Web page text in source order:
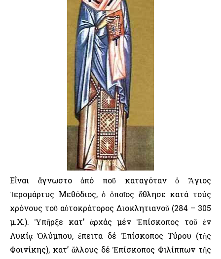
Εἶναι ἄγνωστο ἀπό ποῦ καταγόταν ὁ Ἅγιος
Ἱερομάρτυς Μεθόδιος, ὁ ὁποῖος ἄθλησε κατά τούς
χρόνους τοῦ αὐτοκράτορος Διοκλητιανοῦ (284 – 305
μ.Χ.). Ὑπῆρξε κατ’ ἀρχάς μέν Ἐπίσκοπος τοῦ ἐν
Λυκίᾳ Ὀλύμπου, ἔπειτα δέ Ἐπίσκοπος Τύρου (τῆς
Φοινίκης), κατ’ ἄλλους δέ Ἐπίσκοπος Φιλίππων τῆς